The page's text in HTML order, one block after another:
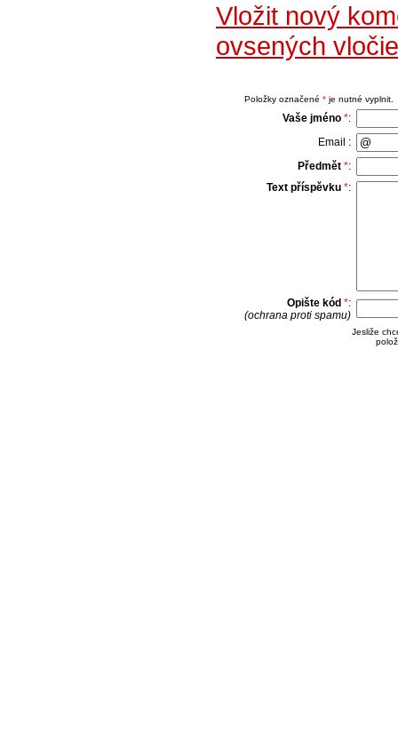
Vložit nový
ovsených
Položky označené *je nutné vyplnit.
Vaše jméno *:
Email :
Předmět *:
Text příspěvku *:
Opište kód *:
(ochrana proti spamu)
Jesliže